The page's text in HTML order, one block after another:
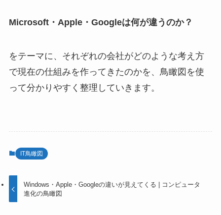
Microsoft・Apple・Googleは何が違うのか？
をテーマに、それぞれの会社がどのような考え方
で現在の仕組みを作ってきたのかを、鳥瞰図を使
って分かりやすく整理していきます。
IT鳥瞰図
Windows・Apple・Googleの違いが見えてくる | コンピュータ
進化の鳥瞰図